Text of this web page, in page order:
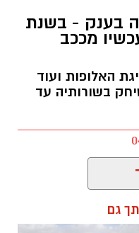
הנס ציוניות
כרמיאל
סוף השנה,
נדיר׳ מנס ציונה
בארבעה מופעי
בישראל,
כרמיאל
המרכזיות
שנכתבו
בענק - בשנת
מככב
האלופות ועוד
בשורותיה עד
גם